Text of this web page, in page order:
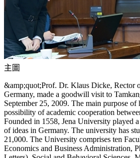
主圖
&amp;quot;Prof. Dr. Klaus Dicke, Rector
Germany, made a goodwill visit to
September 25, 2009. The main purpose
possibility of academic cooperation
Founded in 1558, Jena University played
of ideas in Germany. The university has
21,000. The University comprises ten
Economics and Business Administration,